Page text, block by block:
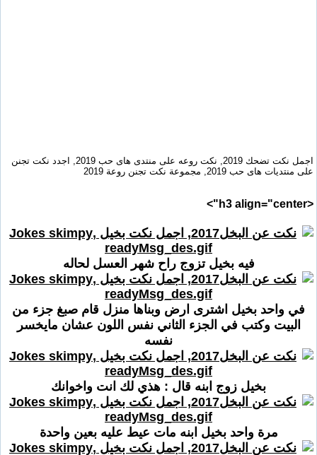
اجمل نكت تضحك 2019, نكت روعه على منتدى هاى حب 2019, اجدد نكت تجنن
على منتديات هاى حب 2019, مجموعة نكت تجنن روعة 2019
<h3 align="center">
فيه بخيل تزوج راح شهر العسل لحاله
في واحد بخيل اشترى ارض وبناها منزل قام صبغ جزء من
البيت وكتب في الجزء الثاني نفس اللون عشان مايخسر
نفسه
بخيل زوج ابنه قال : هذي لك انت واخوانك
مرة واحد بخيل ابنه مات عيط عليه بعين واحدة